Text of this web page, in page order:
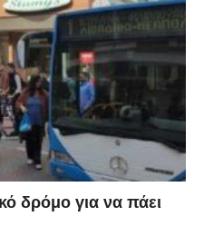
δρόμο για να πάει